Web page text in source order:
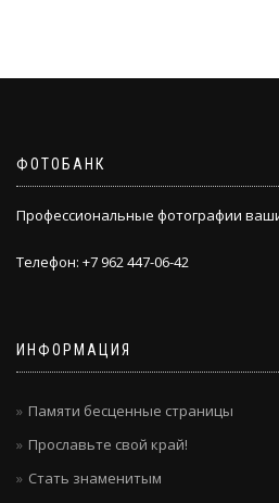
ФОТОБАНК
Профессиональные фотографии
Телефон: +7 962 447-06-42
ИНФОРМАЦИЯ
Памяти бесценные страницы
Прославьте свой край!
Стать знаменитым